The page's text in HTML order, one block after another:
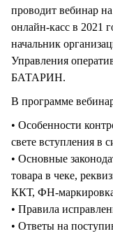
проводит вебинар
онлайн-касс в 2021
начальник
Управления
БАТАРИН.
В программе
• Особенности
свете вступления в
• Основные
товара в чеке,
ККТ, ФН-
• Правила
• Ответы на